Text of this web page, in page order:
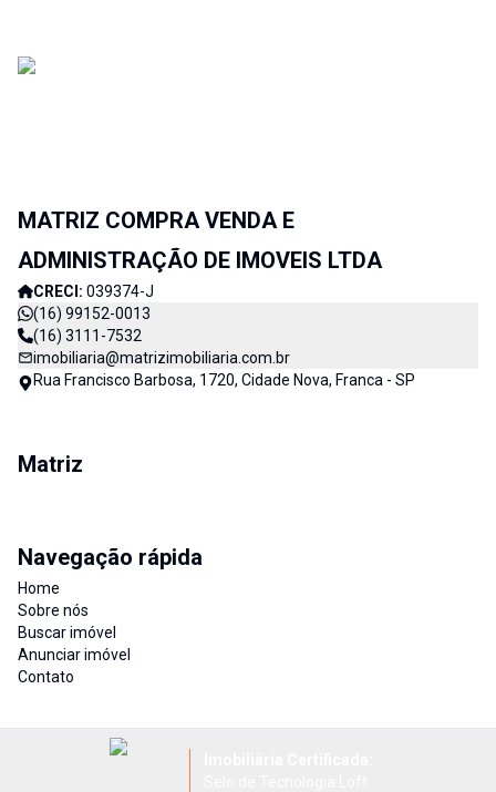
MATRIZ COMPRA VENDA E
ADMINISTRAÇÃO DE IMOVEIS LTDA
CRECI: 039374-J
(16) 99152-0013
(16) 3111-7532
imobiliaria@matrizimobiliaria.com.br
Rua Francisco Barbosa, 1720, Cidade Nova, Franca - SP
Matriz
Navegação rápida
Home
Sobre nós
Buscar imóvel
Anunciar imóvel
Contato